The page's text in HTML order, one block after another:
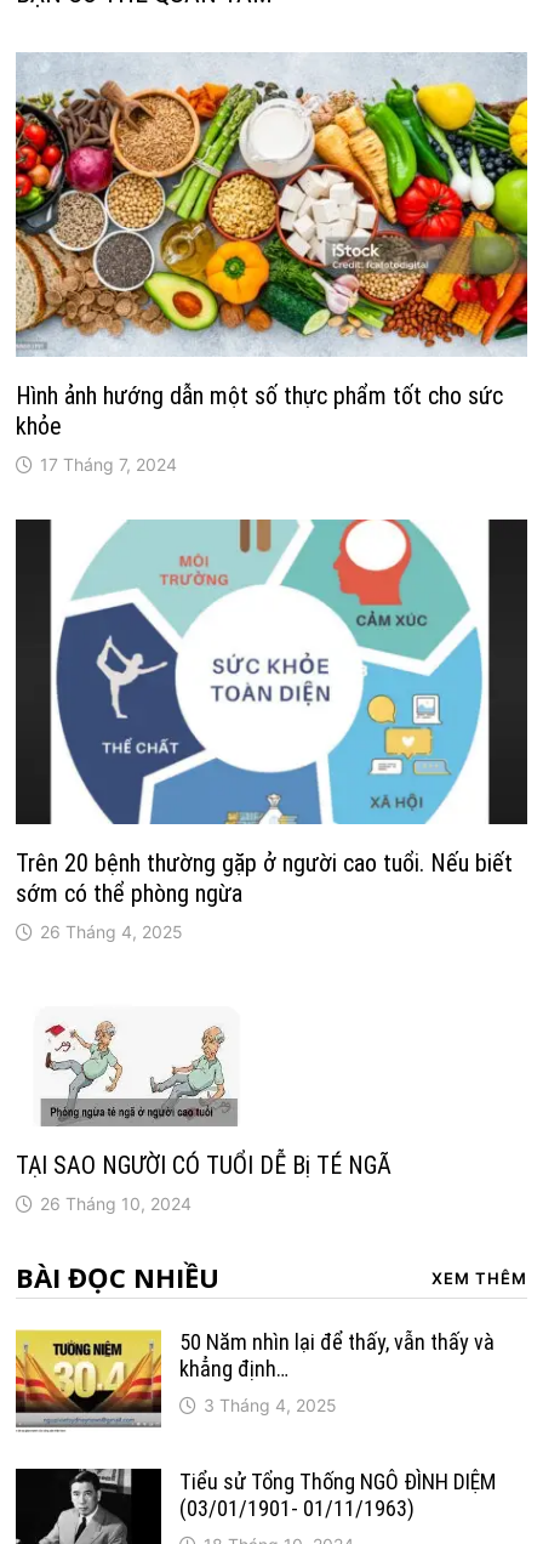
Hình ảnh hướng dẫn một số thực phẩm tốt cho sức
khỏe
17 Tháng 7, 2024
Trên 20 bệnh thường gặp ở người cao tuổi. Nếu biết
sớm có thể phòng ngừa
26 Tháng 4, 2025
TẠI SAO NGƯỜI CÓ TUỔI DỄ Bị TÉ NGÃ
26 Tháng 10, 2024
BÀI ĐỌC NHIỀU XEM THÊM
50 Năm nhìn lại để thấy, vẫn thấy và
khẳng định…
3 Tháng 4, 2025
Tiểu sử Tổng Thống NGÔ ĐÌNH DIỆM
(03/01/1901- 01/11/1963)